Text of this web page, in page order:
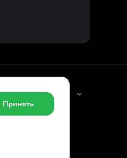
Русский (RU)
Принять